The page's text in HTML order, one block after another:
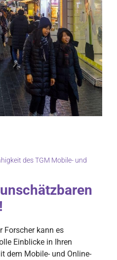
des TGM Mobile- und
Forscher kann es
Einblicke in Ihren
dem Mobile- und Online-